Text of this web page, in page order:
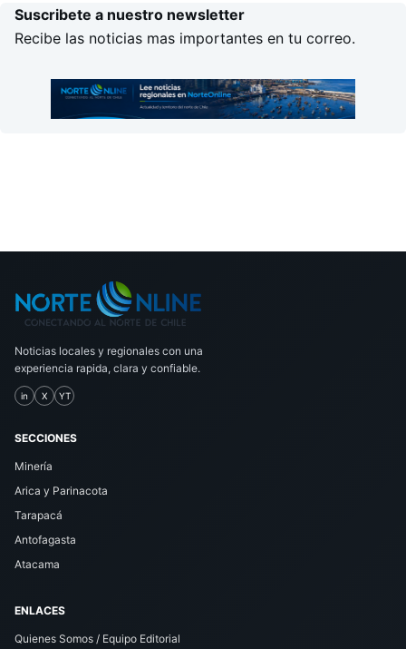
Suscribete a nuestro newsletter
Recibe las noticias mas importantes en tu correo.
Noticias locales y regionales con una
experiencia rapida, clara y confiable.
in X YT
SECCIONES
Minería
Arica y Parinacota
Tarapacá
Antofagasta
Atacama
ENLACES
Quienes Somos / Equipo Editorial